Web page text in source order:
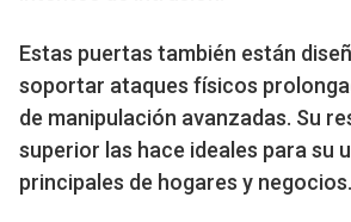
Estas puertas también están
soportar ataques físicos
de manipulación avanzadas. Su
superior las hace ideales para su
principales de hogares y negocios.